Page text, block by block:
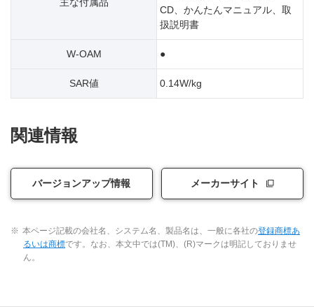
CD、かんたんマニュアル、取
扱説明書
W-OAM ●
SAR値 0.14W/kg
関連情報
バージョンアップ情報 メーカーサイト
※ 本ページ記載の会社名、システム名、製品名は、一般に各社の登録商標あ
るいは商標です。なお、本文中では(TM)、(R)マークは明記しておりませ
ん。